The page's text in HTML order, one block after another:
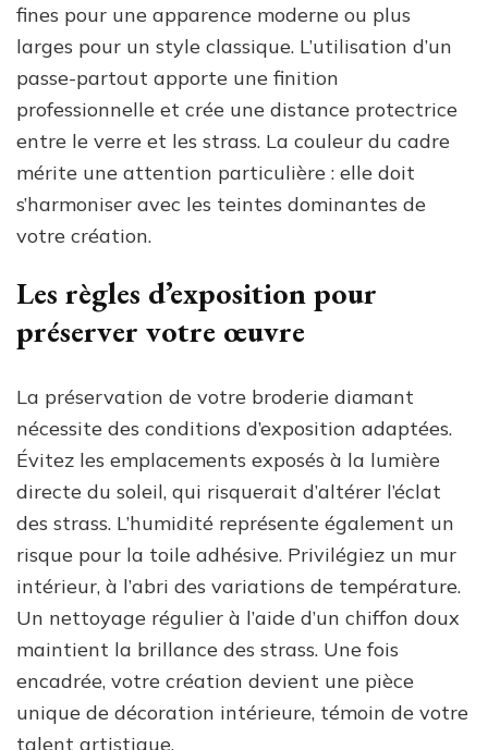
fines pour une apparence moderne ou plus
larges pour un style classique. L’utilisation d’un
passe-partout apporte une finition
professionnelle et crée une distance protectrice
entre le verre et les strass. La couleur du cadre
mérite une attention particulière : elle doit
s’harmoniser avec les teintes dominantes de
votre création.
Les règles d’exposition pour
préserver votre œuvre
La préservation de votre broderie diamant
nécessite des conditions d’exposition adaptées.
Évitez les emplacements exposés à la lumière
directe du soleil, qui risquerait d’altérer l’éclat
des strass. L’humidité représente également un
risque pour la toile adhésive. Privilégiez un mur
intérieur, à l’abri des variations de température.
Un nettoyage régulier à l’aide d’un chiffon doux
maintient la brillance des strass. Une fois
encadrée, votre création devient une pièce
unique de décoration intérieure, témoin de votre
talent artistique.